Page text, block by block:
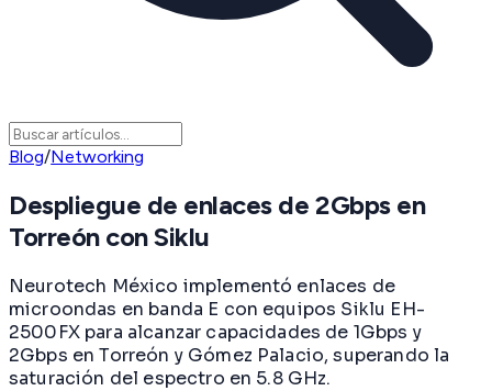
Blog/Networking
Despliegue de enlaces de 2Gbps en
Torreón con Siklu
Neurotech México implementó enlaces de
microondas en banda E con equipos Siklu EH-
2500FX para alcanzar capacidades de 1Gbps y
2Gbps en Torreón y Gómez Palacio, superando la
saturación del espectro en 5.8 GHz.